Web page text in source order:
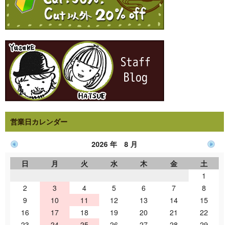
営業日カレンダー
2026 年 8 月
日
月 火 水 木 金
土
1
2
3 4 5 6 7
8
9
10 11 12 13 14
15
16
17 18 19 20 21
22